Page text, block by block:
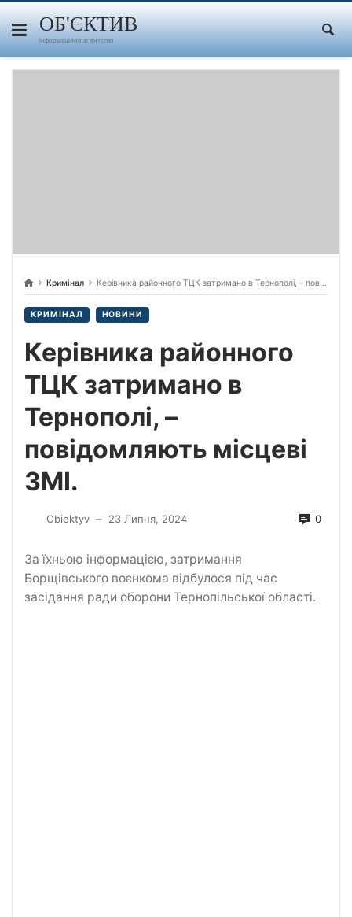
Skip
content ОБ'ЄКТИВ
Інформаційне агентство
Кримінал Керівника районного ТЦК затримано в Тернополі, – повідомляють місцеві ЗМІ.
КРИМІНАЛ НОВИНИ
Керівника районного
ТЦК затримано в
Тернополі, –
повідомляють місцеві
ЗМІ.
Obiektyv — 23 Липня, 2024 0
За їхньою інформацією, затримання
Борщівського воєнкома відбулося під час
засідання ради оборони Тернопільської області.